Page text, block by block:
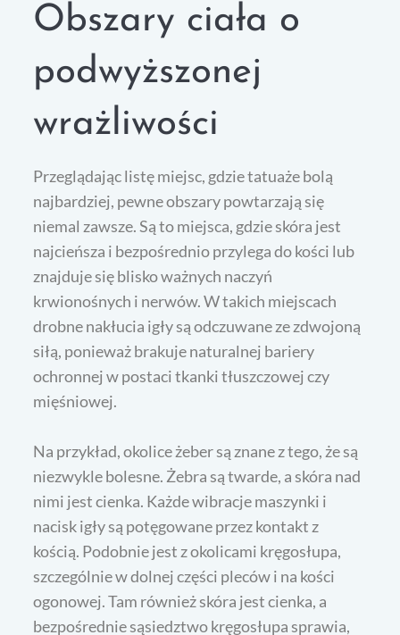
Obszary ciała o
podwyższonej
wrażliwości
Przeglądając listę miejsc, gdzie tatuaże bolą
najbardziej, pewne obszary powtarzają się
niemal zawsze. Są to miejsca, gdzie skóra jest
najcieńsza i bezpośrednio przylega do kości lub
znajduje się blisko ważnych naczyń
krwionośnych i nerwów. W takich miejscach
drobne nakłucia igły są odczuwane ze zdwojoną
siłą, ponieważ brakuje naturalnej bariery
ochronnej w postaci tkanki tłuszczowej czy
mięśniowej.
Na przykład, okolice żeber są znane z tego, że są
niezwykle bolesne. Żebra są twarde, a skóra nad
nimi jest cienka. Każde wibracje maszynki i
nacisk igły są potęgowane przez kontakt z
kością. Podobnie jest z okolicami kręgosłupa,
szczególnie w dolnej części pleców i na kości
ogonowej. Tam również skóra jest cienka, a
bezpośrednie sąsiedztwo kręgosłupa sprawia,